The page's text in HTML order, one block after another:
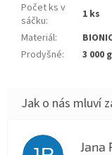
Počet ks v
sáčku:
1 ks
Materiál:
Prodyšné: 3 000
Jana